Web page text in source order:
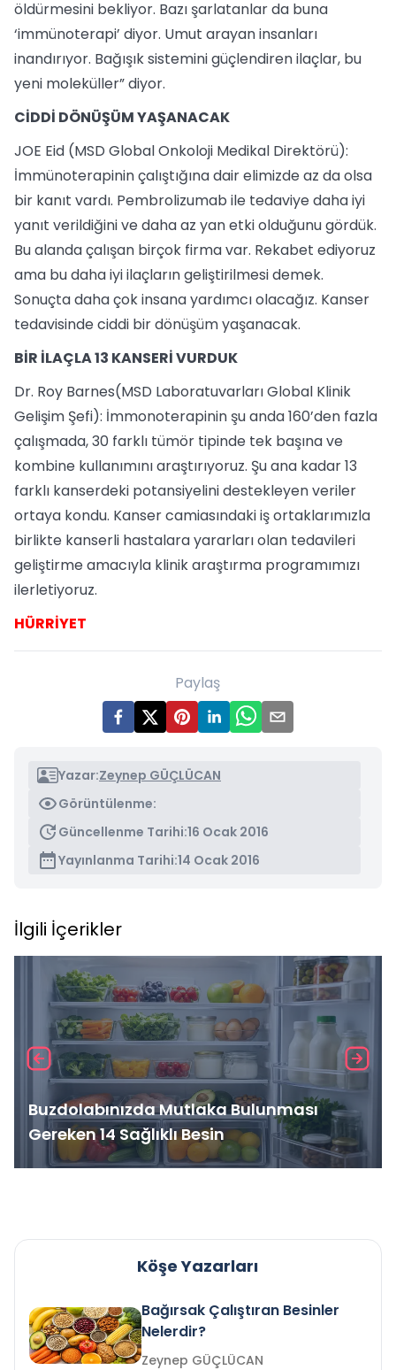
öldürmesini bekliyor. Bazı şarlatanlar da buna
‘immünoterapi’ diyor. Umut arayan insanları
inandırıyor. Bağışık sistemini güçlendiren ilaçlar, bu
yeni moleküller” diyor.
CİDDİ DÖNÜŞÜM YAŞANACAK
JOE Eid (MSD Global Onkoloji Medikal Direktörü):
İmmünoterapinin çalıştığına dair elimizde az da olsa
bir kanıt vardı. Pembrolizumab ile tedaviye daha iyi
yanıt verildiğini ve daha az yan etki olduğunu gördük.
Bu alanda çalışan birçok firma var. Rekabet ediyoruz
ama bu daha iyi ilaçların geliştirilmesi demek.
Sonuçta daha çok insana yardımcı olacağız. Kanser
tedavisinde ciddi bir dönüşüm yaşanacak.
BİR İLAÇLA 13 KANSERİ VURDUK
Dr. Roy Barnes(MSD Laboratuvarları Global Klinik
Gelişim Şefi): İmmonoterapinin şu anda 160’den fazla
çalışmada, 30 farklı tümör tipinde tek başına ve
kombine kullanımını araştırıyoruz. Şu ana kadar 13
farklı kanserdeki potansiyelini destekleyen veriler
ortaya kondu. Kanser camiasındaki iş ortaklarımızla
birlikte kanserli hastalara yararları olan tedavileri
geliştirme amacıyla klinik araştırma programımızı
ilerletiyoruz.
HÜRRİYET
Paylaş
Yazar:Zeynep GÜÇLÜCAN
Görüntülenme:
Güncellenme Tarihi:16 Ocak 2016
Yayınlanma Tarihi:14 Ocak 2016
İlgili İçerikler
Buzdolabınızda Mutlaka Bulunması
Gereken 14 Sağlıklı Besin
Köşe Yazarları
Bağırsak Çalıştıran Besinler
Nelerdir?
Zeynep GÜÇLÜCAN